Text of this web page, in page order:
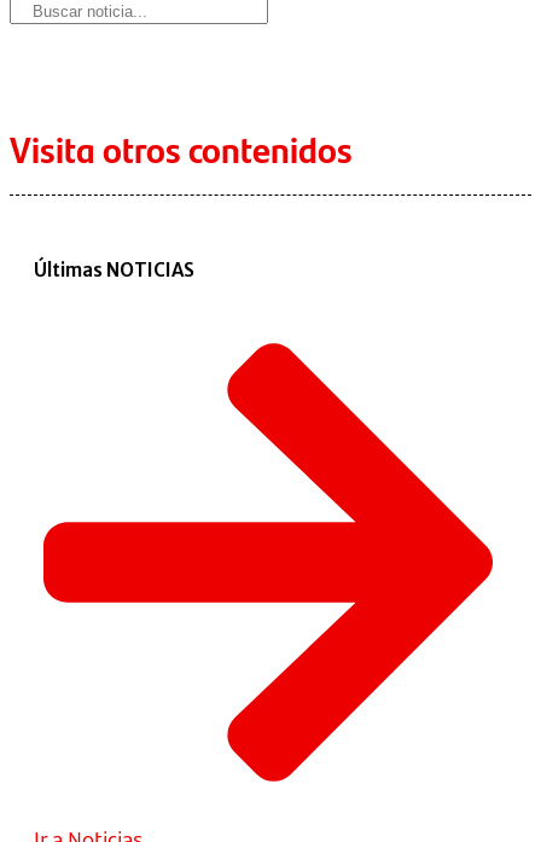
Visita otros contenidos
Últimas NOTICIAS